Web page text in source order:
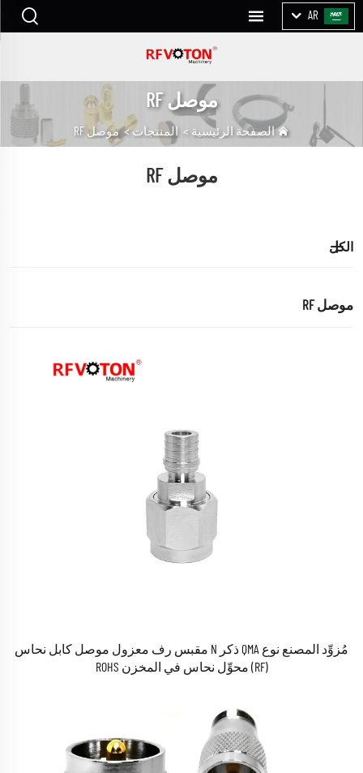
AR
موصل RF
الصفحة الرئيسية > المنتجات>موصل RF
موصل RF
الكل
موصل RF
مُزوِّد المصنع نوع QMA ذكر N مقبس رف معزول موصل كابل نحاس
(RF) محوِّل نحاس في المخزن ROHS